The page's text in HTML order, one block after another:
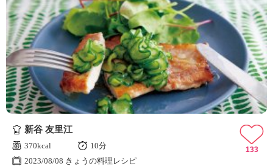
新谷 友里江
370kcal
10分
2023/08/08 きょうの料理レシピ
133